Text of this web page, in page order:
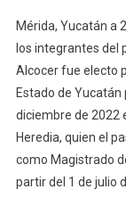
Mérida, Yucatán a
los integrantes del
Alcocer fue electo
Estado de Yucatán
diciembre de 2022
Heredia, quien el
como Magistrado
partir del 1 de julio